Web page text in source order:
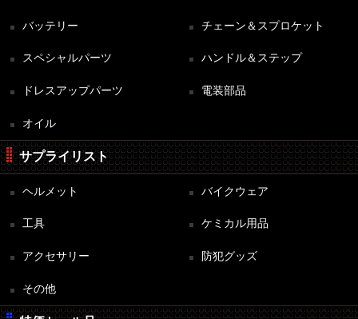
バッテリー チェーン＆スプロケット
スペシャルパーツ ハンドル＆ステップ
ドレスアップパーツ 電装部品
オイル
サプライリスト
ヘルメット バイクウェア
工具 ケミカル用品
アクセサリー 防犯グッズ
その他